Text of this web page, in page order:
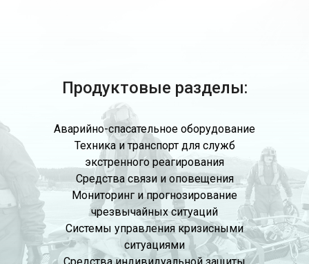
Аварийно-спасательное оборудование
Техника и транспорт для служб
экстренного реагирования
Средства связи и оповещения
Мониторинг и прогнозирование
чрезвычайных ситуаций
Системы управления кризисными
ситуациями
Продуктовые разделы: